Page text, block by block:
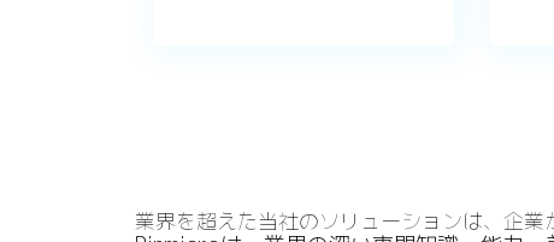
業界を超えた当社のソリューションは、企